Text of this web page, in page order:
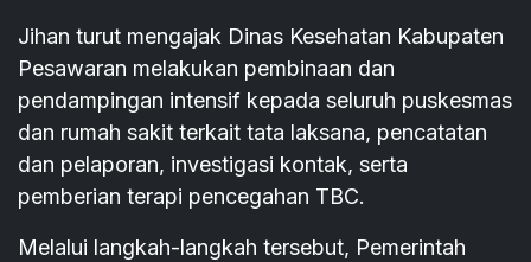
Jihan turut mengajak Dinas Kesehatan Kabupaten
Pesawaran melakukan pembinaan dan
pendampingan intensif kepada seluruh puskesmas
dan rumah sakit terkait tata laksana, pencatatan
dan pelaporan, investigasi kontak, serta
pemberian terapi pencegahan TBC.
Melalui langkah-langkah tersebut, Pemerintah